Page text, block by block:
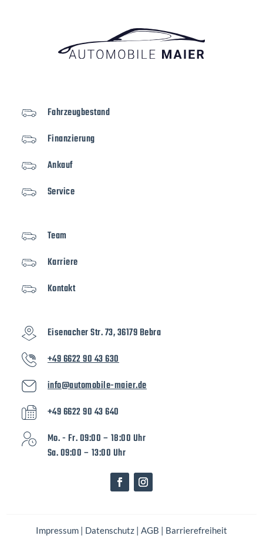
Fahrzeugbestand
Finanzierung
Ankauf
Service
Team
Karriere
Kontakt
Eisenacher Str. 73, 36179 Bebra
+49 6622 90 43 630
info@automobile-maier.de
+49 6622 90 43 640
Mo. - Fr. 09:00 – 18:00 Uhr
Sa. 09:00 – 13:00 Uhr
Impressum | Datenschutz | AGB | Barrierefreiheit